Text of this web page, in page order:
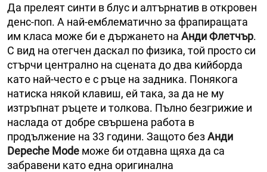
Да прелеят синти в блус и алтърнатив в откровен
денс-поп. А най-емблематично за фрапиращата
им класа може би е държането на Анди Флетчър.
С вид на отегчен даскал по физика, той просто си
стърчи централно на сцената до два кийборда
като най-често е с ръце на задника. Понякога
натиска някой клавиш, ей така, за да не му
изтръпнат ръцете и толкова. Пълно безгрижие и
наслада от добре свършена работа в
продължение на 33 години. Защото безАнди
Depeche Mode може би отдавна щяха да са
забравени като една оригинална